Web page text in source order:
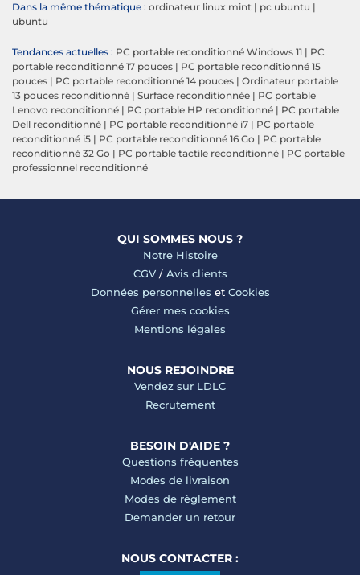
Dans la même thématique : ordinateur linux mint | pc ubuntu |
ubuntu
Tendances actuelles : PC portable reconditionné Windows 11 | PC
portable reconditionné 17 pouces | PC portable reconditionné 15
pouces | PC portable reconditionné 14 pouces | Ordinateur portable
13 pouces reconditionné | Surface reconditionnée | PC portable
Lenovo reconditionné | PC portable HP reconditionné | PC portable
Dell reconditionné | PC portable reconditionné i7 | PC portable
reconditionné i5 | PC portable reconditionné 16 Go | PC portable
reconditionné 32 Go | PC portable tactile reconditionné | PC portable
professionnel reconditionné
QUI SOMMES NOUS ?
Notre Histoire
CGV/ Avis clients
Données personnelles et Cookies
Gérer mes cookies
Mentions légales
NOUS REJOINDRE
Vendez sur LDLC
Recrutement
BESOIN D'AIDE ?
Questions fréquentes
Modes de livraison
Modes de règlement
Demander un retour
NOUS CONTACTER :